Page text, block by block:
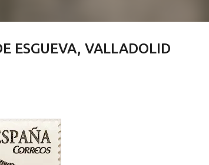
ESGUEVA, VALLADOLID